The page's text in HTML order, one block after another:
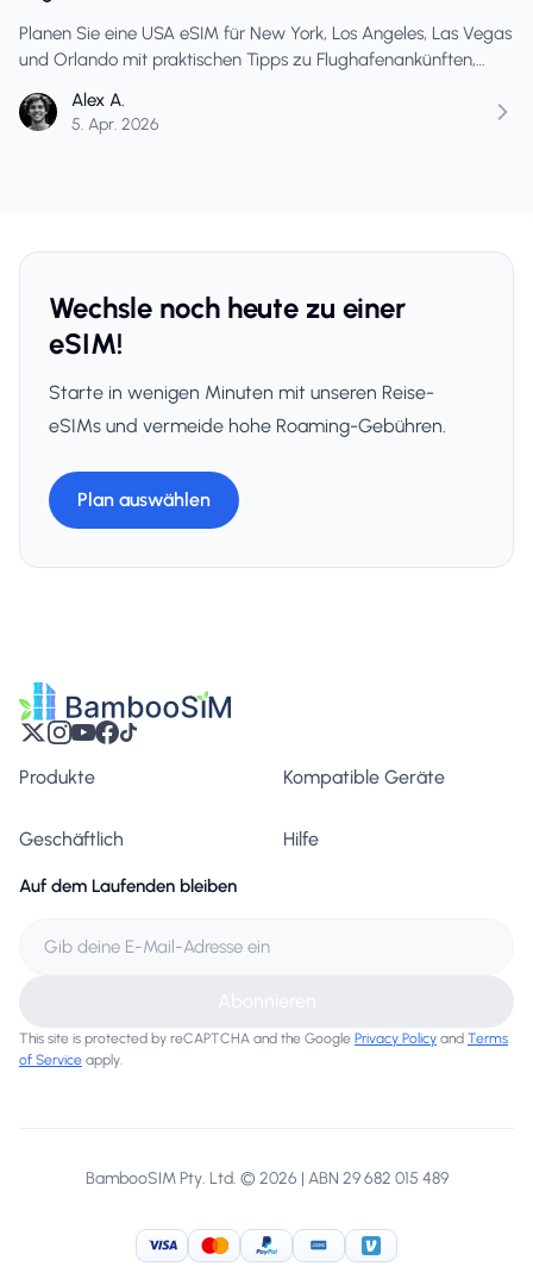
Planen Sie eine USA eSIM für New York, Los Angeles, Las Vegas
und Orlando mit praktischen Tipps zu Flughafenankünften,
Themenparks und realistischen Datenbedürfnissen.
Alex A.
5. Apr. 2026
Wechsle noch heute zu einer
eSIM!
Starte in wenigen Minuten mit unseren Reise-
eSIMs und vermeide hohe Roaming-Gebühren.
Plan auswählen
Produkte Kompatible Geräte
Geschäftlich Hilfe
Auf dem Laufenden bleiben
This site is protected by reCAPTCHA and the Google Privacy Policy and Terms
of Service apply.
BambooSIM Pty. Ltd. © 2026 | ABN 29 682 015 489
Visa MasterCard
PayPal American Express
Venmo